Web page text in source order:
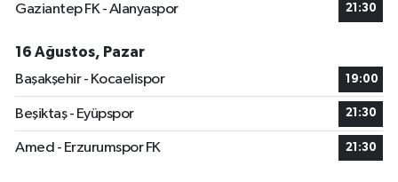
Gaziantep FK - Alanyaspor 21:30
16 Ağustos, Pazar
Başakşehir - Kocaelispor
19:00
Beşiktaş - Eyüpspor 21:30
Amed - Erzurumspor FK 21:30